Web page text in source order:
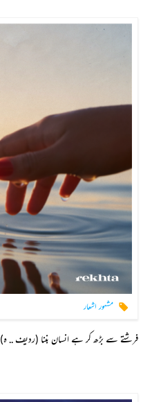
مشہور اشعار
فرشتے سے بڑھ کر ہے انسان بننا (ردیف .. ہ)